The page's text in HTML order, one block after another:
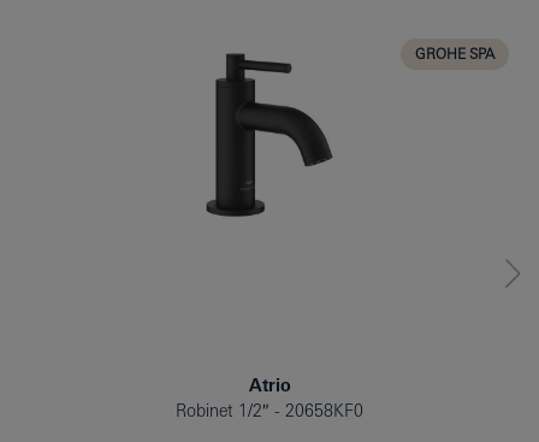
GROHE SPA
Atrio
Robinet 1/2″
20658KF0